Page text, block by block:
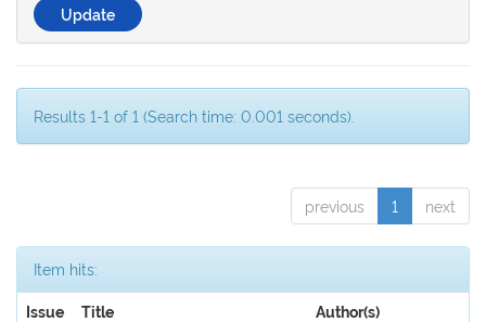
Results 1-1 of 1 (Search time: 0.001 seconds).
previous 1 next
Item hits:
Issue
Title Author(s)